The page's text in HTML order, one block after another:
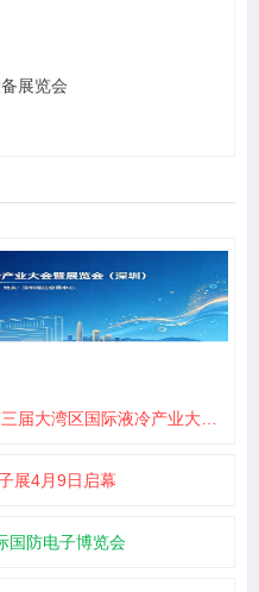
展览会
际液冷产业大会暨展览会（深圳）
展4月9日启幕
国防电子博览会